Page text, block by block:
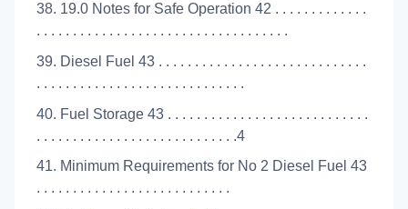
38. 19.0 Notes for Safe Operation 42 . . . . . . . . . . . . .
. . . . . . . . . . . . . . . . . . . . . . . . . . . . . . . . . . .
39. Diesel Fuel 43 . . . . . . . . . . . . . . . . . . . . . . . . . . . . .
. . . . . . . . . . . . . . . . . . . . . . . . . . . . .
40. Fuel Storage 43 . . . . . . . . . . . . . . . . . . . . . . . . . . . .
. . . . . . . . . . . . . . . . . . . . . . . . . . . .4
41. Minimum Requirements for No 2 Diesel Fuel 43
. . . . . . . . . . . . . . . . . . . . . . . . . . .